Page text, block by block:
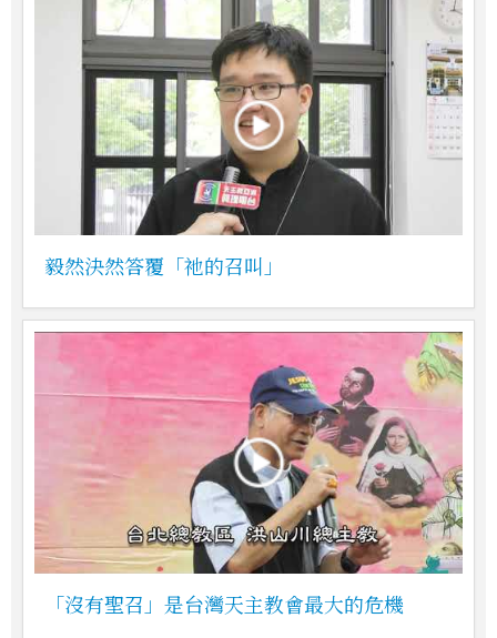
毅然決然答覆「祂的召叫」
「沒有聖召」是台灣天主教會最大的危機